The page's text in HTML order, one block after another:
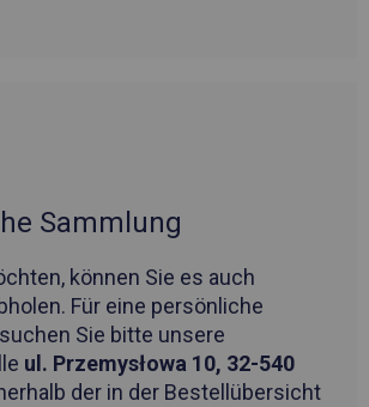
Sammlung
können Sie es auch
Für eine persönliche
Sie bitte unsere
ul. Przemysłowa 10, 32-540
der in der Bestellübersicht